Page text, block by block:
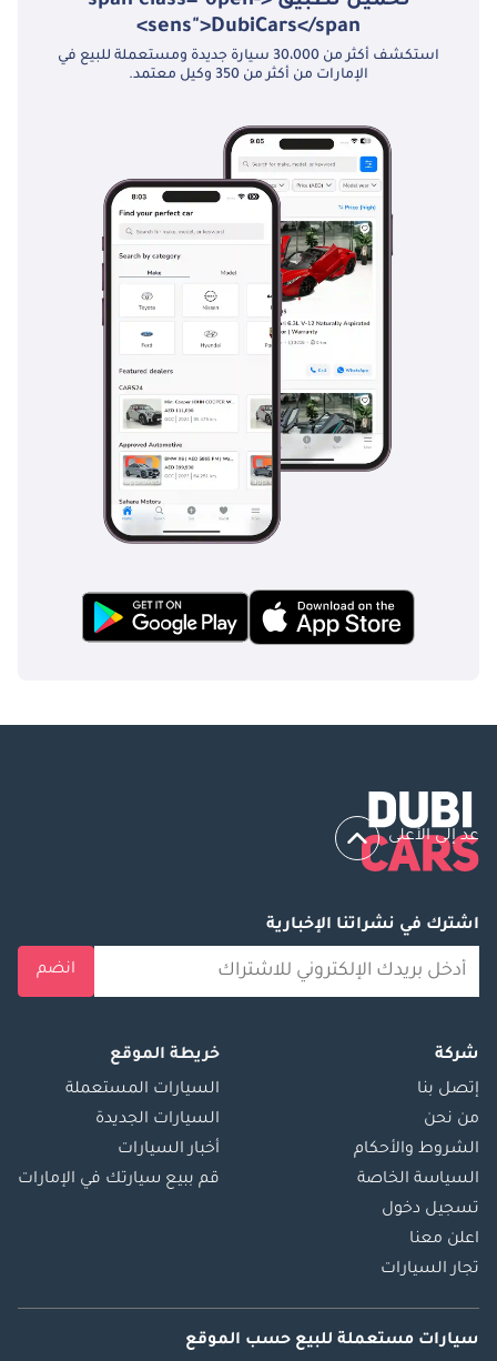
sens">DubiCars</span>
استكشف أكثر من 30،000 سيارة جديدة ومستعملة للبيع في
الإمارات من أكثر من 350 وكيل معتمد.
عد إلى الأعلى
اشترك في نشراتنا الإخبارية
انضم
شركة
إتصل بنا
من نحن
الشروط والأحكام
السياسة الخاصة
تسجيل دخول
اعلن معنا
تجار السيارات
خريطة الموقع
السيارات المستعملة
السيارات الجديدة
أخبار السيارات
قم ببيع سيارتك في الإمارات
سيارات مستعملة للبيع حسب الموقع